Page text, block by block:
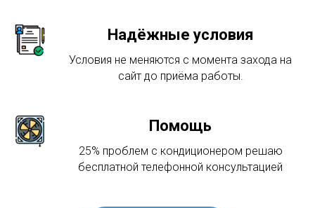
Надёжные условия
Условия не меняются с момента захода на
сайт до приёма работы.
Помощь
25% проблем с кондиционером решаю
бесплатной телефонной консультацией